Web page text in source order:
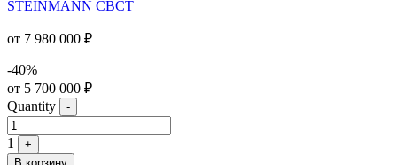
STEINMANN CBCT
от 7 980 000 ₽
-40%
от 5 700 000 ₽
Quantity
-
1
+